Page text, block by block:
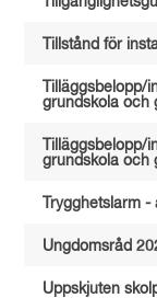
Tillstånd för
grundskola och
grundskola och
Trygghetslarm
Ungdomsråd
Uppskjuten